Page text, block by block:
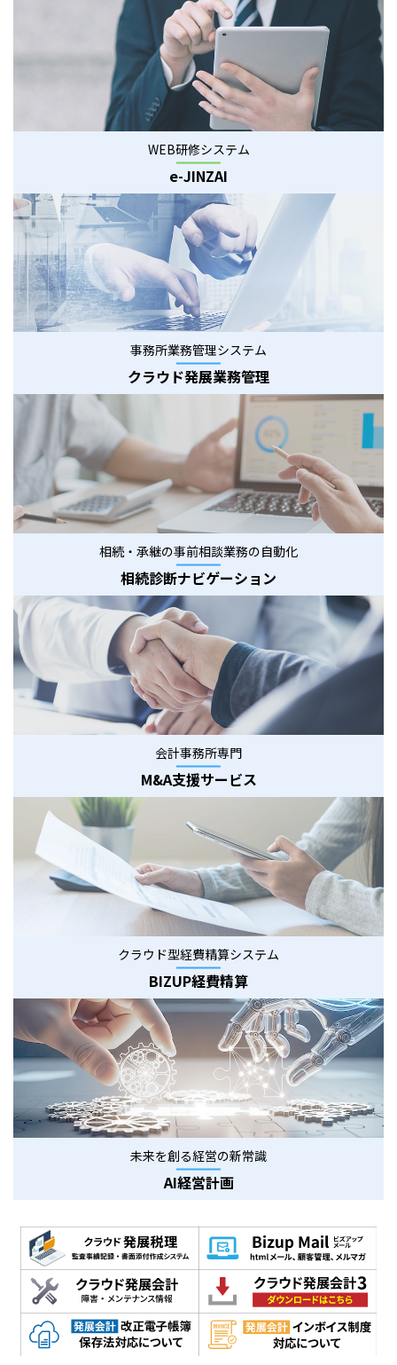
WEB研修システム
e-JINZAI
事務所業務管理システム
クラウド発展業務管理
相続・承継の事前相談業務の自動化
相続診断ナビゲーション
会計事務所専門
M&A支援サービス
クラウド型経費精算システム
BIZUP経費精算
未来を創る経営の新常識
AI経営計画